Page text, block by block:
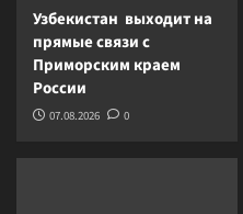
Узбекистан выходит на
прямые связи с
Приморским краем
России
07.08.2026 0